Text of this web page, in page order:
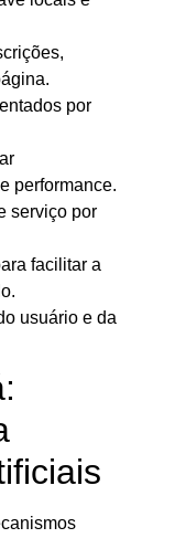
por
performance.
serviço por
facilitar a
usuário e da